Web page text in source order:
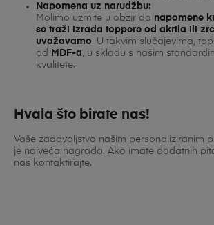
Napomena uz narudžbu:
Molimo uzmite u obzir da napomene
se traži izrada toppere od akrila ili
uvažavamo. U takvim slučajevima,
od
MDF-a, u skladu s našim
kvalitete.
Hvala što birate nas!
Vaše zadovoljstvo našim personaliziranim
je najveća nagrada. Ako imate dodatnih
nas kontaktirajte.